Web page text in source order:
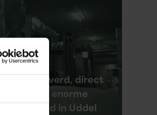
Snel geleverd, direct
uit de enorme
voorraad in Uddel